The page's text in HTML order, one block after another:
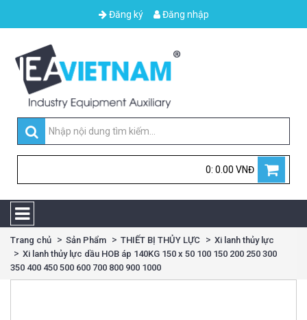
Đăng ký Đăng nhập
0: 0.00 VNĐ
Trang chủ Sản Phẩm THIẾT BỊ THỦY LỰC
Xi lanh thủy lực
Xi lanh thủy lực dầu HOB áp 140KG 150 x 50 100 150 200 250 300
350 400 450 500 600 700 800 900 1000